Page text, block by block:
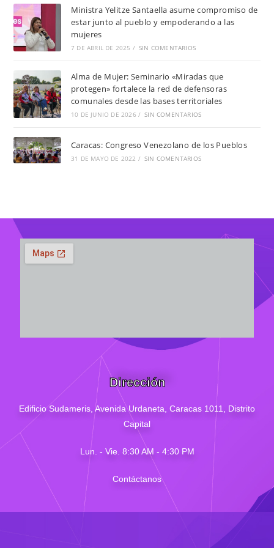
Ministra Yelitze Santaella asume compromiso de
estar junto al pueblo y empoderando a las
mujeres
7 DE ABRIL DE 2025 / SIN COMENTARIOS
Alma de Mujer: Seminario «Miradas que
protegen» fortalece la red de defensoras
comunales desde las bases territoriales
10 DE JUNIO DE 2026 / SIN COMENTARIOS
Caracas: Congreso Venezolano de los Pueblos
31 DE MAYO DE 2022 / SIN COMENTARIOS
Dirección
Edificio Sudameris, Avenida Urdaneta, Caracas 1011, Distrito
Capital
Lun. - Vie. 8:30 AM - 4:30 PM
Contáctanos